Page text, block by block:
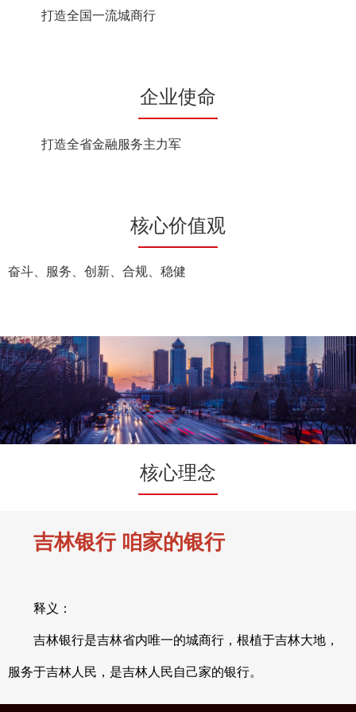
打造全国一流城商行
企业使命
打造全省金融服务主力军
核心价值观
奋斗、服务、创新、合规、稳健
核心理念
吉林银行 咱家的银行
释义：
吉林银行是吉林省内唯一的城商行，根植于吉林大地，
服务于吉林人民，是吉林人民自己家的银行。